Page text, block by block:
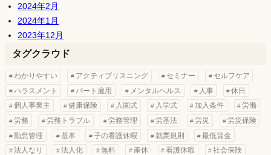
2024年2月
2024年1月
2023年12月
タグクラウド
わかりやすい アクティブリスニング セミナー
セルフケア
ハラスメント
パート雇用 メンタルヘルス 人事
休日
個人事業主
健康保険 入園式 入学式 加入条件
労働
労務
労務トラブル 労務管理 労基法 労災
労災保険
勤怠管理
基本 子の看護休暇 就業規則
最低賃金
法人なり
法人化 無料 産休 看護休暇 社会保険